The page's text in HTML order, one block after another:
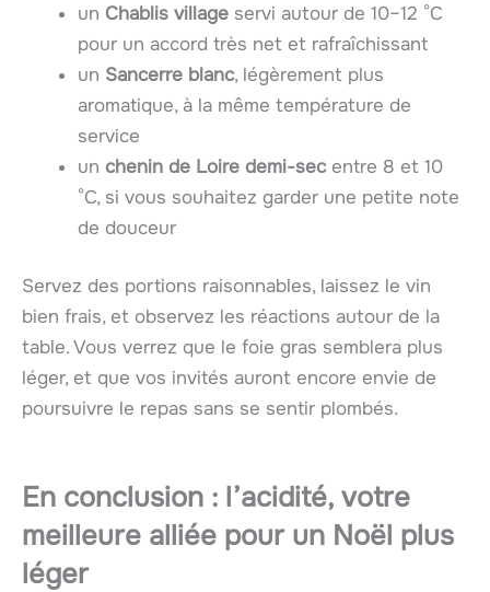
un Chablis village servi autour de 10–12 °C
pour un accord très net et rafraîchissant
un Sancerre blanc, légèrement plus
aromatique, à la même température de
service
un chenin de Loire demi-secentre 8 et 10
°C, si vous souhaitez garder une petite note
de douceur
Servez des portions raisonnables, laissez le vin
bien frais, et observez les réactions autour de la
table. Vous verrez que le foie gras semblera plus
léger, et que vos invités auront encore envie de
poursuivre le repas sans se sentir plombés.
En conclusion : l’acidité, votre
meilleure alliée pour un Noël plus
léger